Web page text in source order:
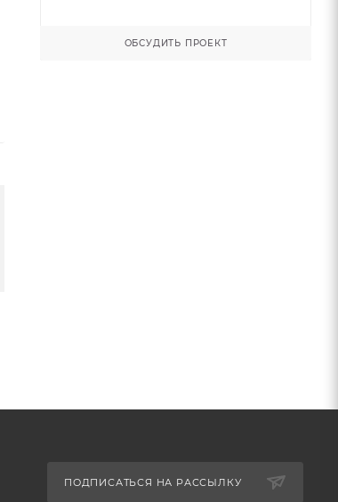
ОБСУДИТЬ ПРОЕКТ
ПОДПИСАТЬСЯ НА РАССЫЛКУ